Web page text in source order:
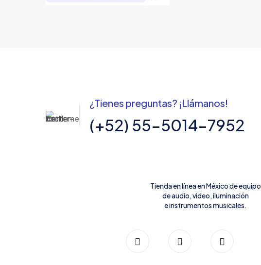
¿Tienes preguntas? ¡Llámanos!
(+52) 55-5014-7952
Tienda en línea en México de equipo
de audio, video, iluminación
e instrumentos musicales.